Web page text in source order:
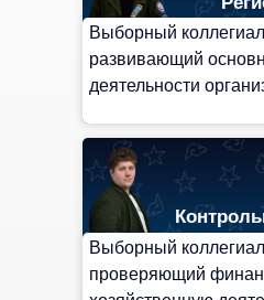
Выборный
проверяющий
Выборный
развивающий
деятельности